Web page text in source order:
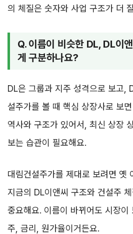
의 체질은 숫자와 사업 구조가 더
Q. 이름이 비슷한 DL, DL이
게 구분하나요?
DL은 그룹과 지주 성격으로 보고,
설주가를 볼 때 핵심 상장사로 보
역사와 구조가 있어서, 최신 상장
보는 습관이 필요해요.
대림건설주가를 제대로 보려면 옛
지금의 DL이앤씨 구조와 건설주
중요해요. 이름이 바뀌어도 시장
주, 금리, 원가율이거든요.